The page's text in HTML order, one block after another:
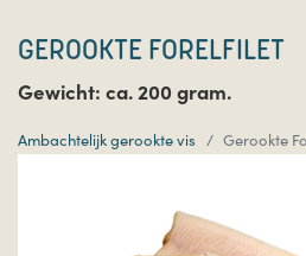
GEROOKTE FORELFILET
Gewicht: ca. 200 gram.
Ambachtelijk gerookte vis Gerookte